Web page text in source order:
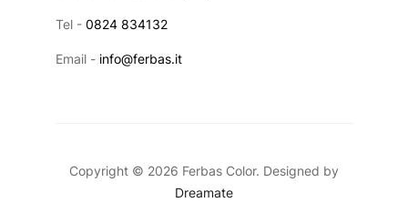
Tel - 0824 834132
Email - info@ferbas.it
Copyright © 2026 Ferbas Color. Designed by
Dreamate